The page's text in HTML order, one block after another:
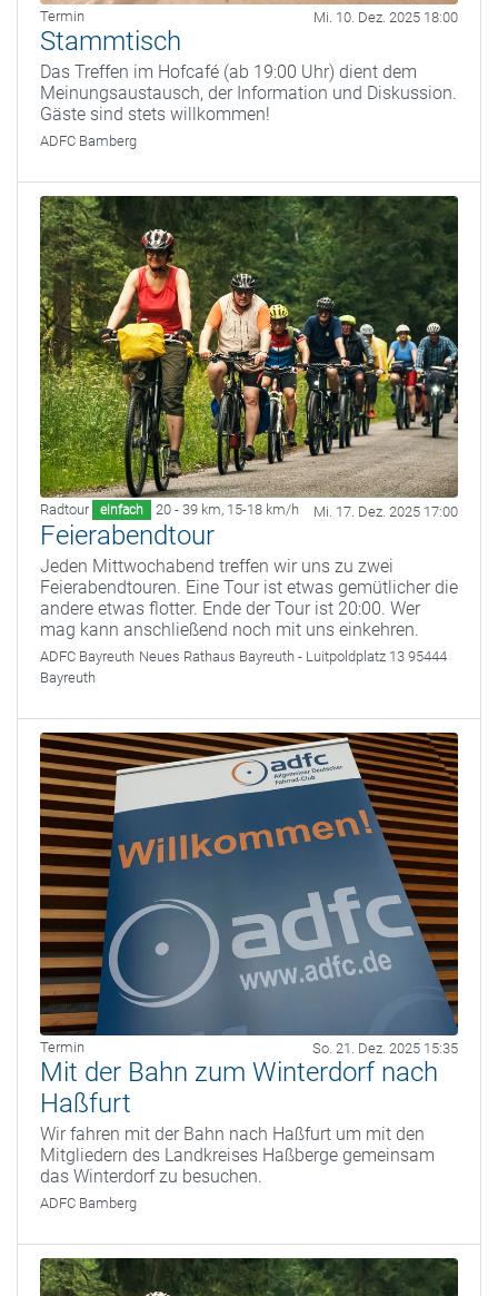
Termin Mi. 10. Dez. 2025 18:00
Stammtisch
Das Treffen im Hofcafé (ab 19:00 Uhr) dient dem
Meinungsaustausch, der Information und Diskussion.
Gäste sind stets willkommen!
ADFC Bamberg
Radtour einfach 20 - 39 km, 15-18 km/h Mi. 17. Dez. 2025 17:00
Feierabendtour
Jeden Mittwochabend treffen wir uns zu zwei
Feierabendtouren. Eine Tour ist etwas gemütlicher die
andere etwas flotter. Ende der Tour ist 20:00. Wer
mag kann anschließend noch mit uns einkehren.
ADFC Bayreuth Neues Rathaus Bayreuth - Luitpoldplatz 13 95444
Bayreuth
Termin So. 21. Dez. 2025 15:35
Mit der Bahn zum Winterdorf nach
Haßfurt
Wir fahren mit der Bahn nach Haßfurt um mit den
Mitgliedern des Landkreises Haßberge gemeinsam
das Winterdorf zu besuchen.
ADFC Bamberg